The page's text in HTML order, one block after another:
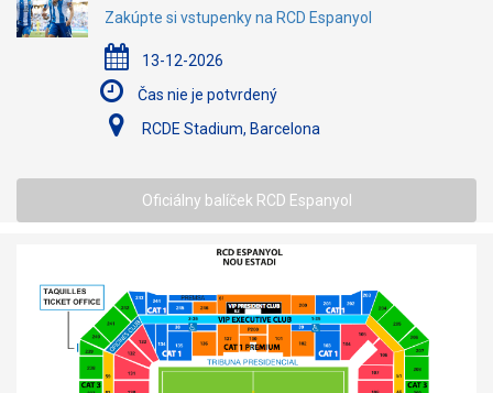
Zakúpte si vstupenky na RCD Espanyol
13-12-2026
Čas nie je potvrdený
RCDE Stadium, Barcelona
Oficiálny balíček RCD Espanyol